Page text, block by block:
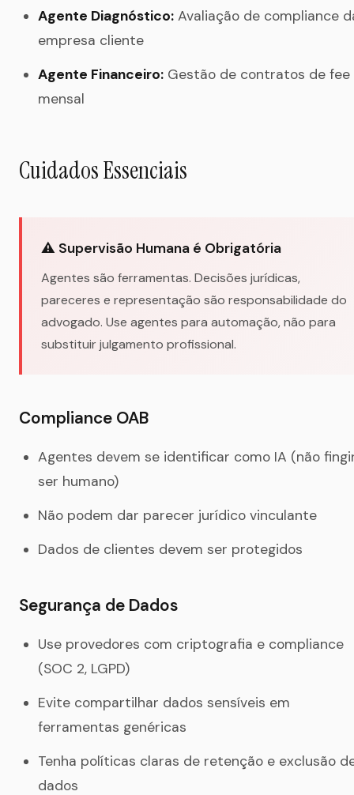
Agente Diagnóstico: Avaliação de compliance
empresa cliente
Agente Financeiro: Gestão de contratos de fee
mensal
Cuidados Essenciais
⚠️ Supervisão Humana é Obrigatória
Agentes são ferramentas. Decisões jurídicas,
pareceres e representação são responsabilidade do
advogado. Use agentes para automação, não para
substituir julgamento profissional.
Compliance OAB
Agentes devem se identificar como IA (não
ser humano)
Não podem dar parecer jurídico vinculante
Dados de clientes devem ser protegidos
Segurança de Dados
Use provedores com criptografia e compliance
(SOC 2, LGPD)
Evite compartilhar dados sensíveis em
ferramentas genéricas
Tenha políticas claras de retenção e exclusão
dados